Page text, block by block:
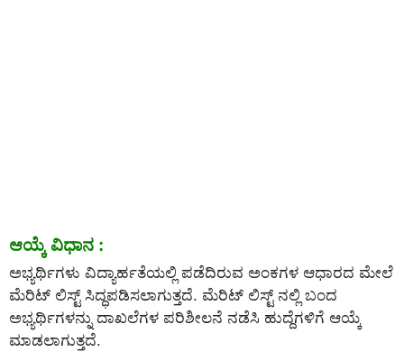
ಆಯ್ಕೆ ವಿಧಾನ :
ಅಭ್ಯರ್ಥಿಗಳು ವಿದ್ಯಾರ್ಹತೆಯಲ್ಲಿ ಪಡೆದಿರುವ ಅಂಕಗಳ ಆಧಾರದ ಮೇಲೆ
ಮೆರಿಟ್ ಲಿಸ್ಟ್ ಸಿದ್ಧಪಡಿಸಲಾಗುತ್ತದೆ. ಮೆರಿಟ್ ಲಿಸ್ಟ್ ನಲ್ಲಿ ಬಂದ
ಅಭ್ಯರ್ಥಿಗಳನ್ನು ದಾಖಲೆಗಳ ಪರಿಶೀಲನೆ ನಡೆಸಿ ಹುದ್ದೆಗಳಿಗೆ ಆಯ್ಕೆ
ಮಾಡಲಾಗುತ್ತದೆ.